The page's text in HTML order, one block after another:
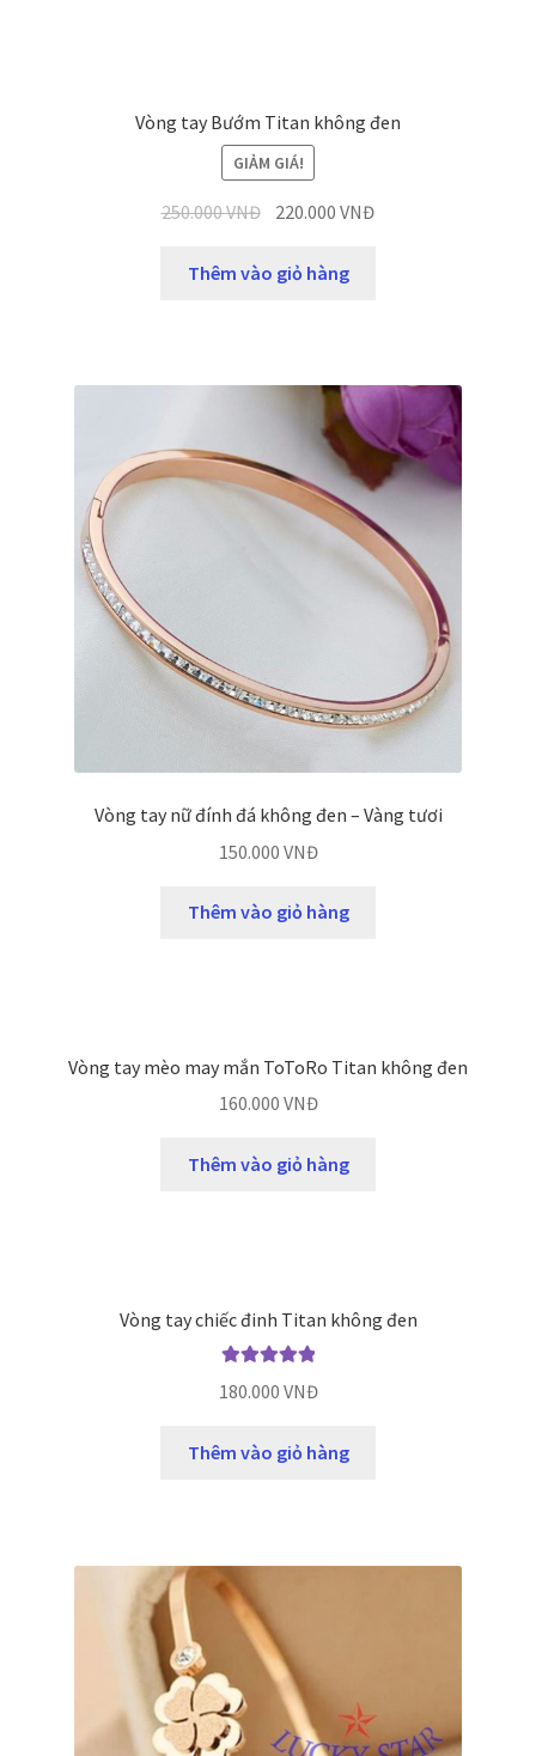
Vòng tay Bướm Titan không đen
GIẢM GIÁ!
250.000VNĐ 220.000VNĐ
Thêm vào giỏ hàng
Vòng tay nữ đính đá không đen – Vàng tươi
150.000 VNĐ
Thêm vào giỏ hàng
Vòng tay mèo may mắn ToToRo Titan không đen
160.000 VNĐ
Thêm vào giỏ hàng
Vòng tay chiếc đinh Titan không đen
180.000 VNĐ
Thêm vào giỏ hàng